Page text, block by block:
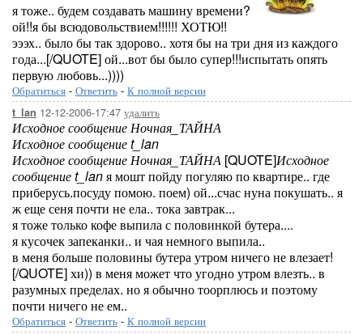
я тоже.. будем создавать машину времени?
ой!!я бы всюдовольствием!!!!!! ХОТЮ!!
эээх.. было бы так здорово.. хотя бы на три дня из каждого
года...[/QUOTE] ой...вот бы было супер!!!испытать опять
первую любовь...))))
Обратиться - Ответить - К полной версии
t_lan 12-12-2006-17:47 удалить
Исходное сообщение Ночная_ТАЙНА
Исходное сообщение t_lan
Исходное сообщение Ночная_ТАЙНА [QUOTE]Исходное
сообщение t_lanя мошт пойду погуляю по квартире.. где
приберусь.посуду помою. поем) ой...счас нуна покушать.. я
ж еще сеня почти не ела.. тока завтрак...
я тоже только кофе выпила с половинкой бутера....
я кусочек запеканки.. и чая немного выпила..
в меня больше половины бутера утром ничего не влезает!
[/QUOTE] хи)) в меня может что угодно утром влезть.. в
разумных пределах. но я обычно тоорплюсь и поэтому
почти ничего не ем..
Обратиться - Ответить - К полной версии